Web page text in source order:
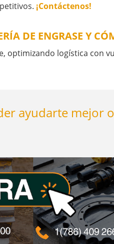
¡Contáctenos!
DE ENGRASE Y
optimizando logística con
ayudarte mejor o